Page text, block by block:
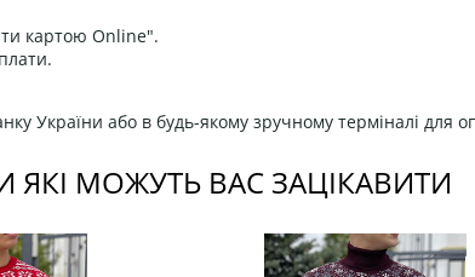
картою Online".
України або в будь-якому зручному терміналі для
ЯКІ МОЖУТЬ ВАС ЗАЦІКАВИТИ